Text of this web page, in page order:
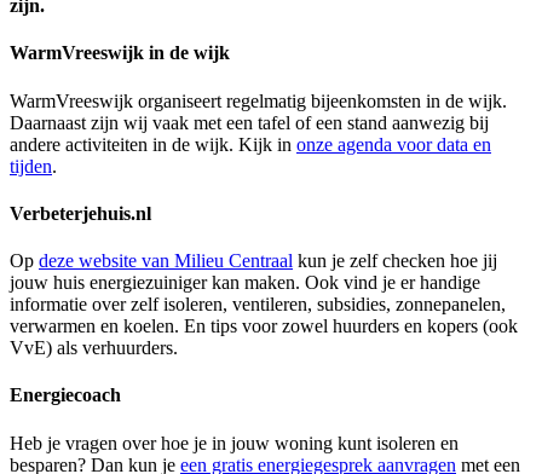
zijn.
WarmVreeswijk in de wijk
WarmVreeswijk organiseert regelmatig bijeenkomsten in de wijk.
Daarnaast zijn wij vaak met een tafel of een stand aanwezig bij
andere activiteiten in de wijk. Kijk in onze agenda voor data en
tijden.
Verbeterjehuis.nl
Op deze website van Milieu Centraal kun je zelf checken hoe jij
jouw huis energiezuiniger kan maken. Ook vind je er handige
informatie over zelf isoleren, ventileren, subsidies, zonnepanelen,
verwarmen en koelen. En tips voor zowel huurders en kopers (ook
VvE) als verhuurders.
Energiecoach
Heb je vragen over hoe je in jouw woning kunt isoleren en
besparen? Dan kun je een gratis energiegesprek aanvragen met een